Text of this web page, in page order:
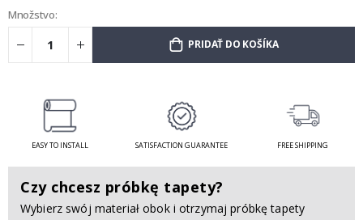
Množstvo:
PRIDAŤ DO KOŠÍKA
EASY TO INSTALL SATISFACTION GUARANTEE FREE SHIPPING
Czy chcesz próbkę tapety?
Wybierz swój materiał obok i otrzymaj próbkę tapety